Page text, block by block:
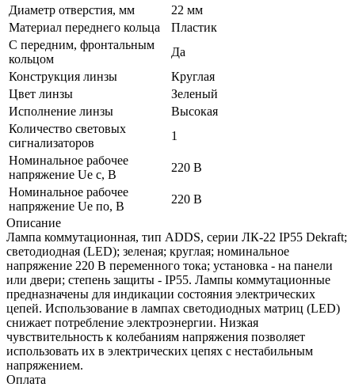
Диаметр отверстия, мм
22 мм
Материал переднего кольца
Пластик
С передним, фронтальным
кольцом
Да
Конструкция линзы
Круглая
Цвет линзы
Зеленый
Исполнение линзы
Высокая
Количество световых
сигнализаторов
1
Номинальное рабочее
напряжение Ue с, В
220 В
Номинальное рабочее
напряжение Ue по, В
220 В
Описание
Лампа коммутационная, тип ADDS, серии ЛК-22 IP55 Dekraft;
светодиодная (LED); зеленая; круглая; номинальное
напряжение 220 В переменного тока; установка - на панели
или двери; степень защиты - IP55. Лампы коммутационные
предназначены для индикации состояния электрических
цепей. Использование в лампах светодиодных матриц (LED)
снижает потребление электроэнергии. Низкая
чувствительность к колебаниям напряжения позволяет
использовать их в электрических цепях с нестабильным
напряжением.
Оплата